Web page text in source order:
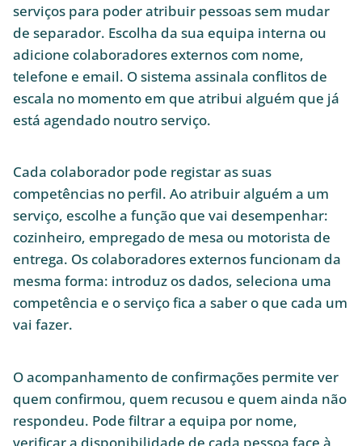
serviços para poder atribuir pessoas sem mudar
de separador. Escolha da sua equipa interna ou
adicione colaboradores externos com nome,
telefone e email. O sistema assinala conflitos de
escala no momento em que atribui alguém que já
está agendado noutro serviço.
Cada colaborador pode registar as suas
competências no perfil. Ao atribuir alguém a um
serviço, escolhe a função que vai desempenhar:
cozinheiro, empregado de mesa ou motorista de
entrega. Os colaboradores externos funcionam da
mesma forma: introduz os dados, seleciona uma
competência e o serviço fica a saber o que cada um
vai fazer.
O acompanhamento de confirmações permite ver
quem confirmou, quem recusou e quem ainda não
respondeu. Pode filtrar a equipa por nome,
verificar a disponibilidade de cada pessoa face à